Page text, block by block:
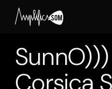
content